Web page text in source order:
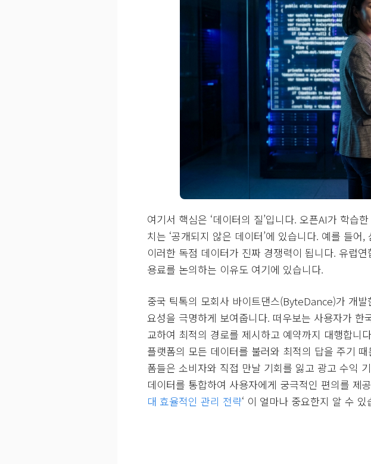
여기서 핵심은 ‘데이터의 질’입니다. 오픈AI가 학습
치는 ‘공개되지 않은 데이터’에 있습니다. 예를 들
이러한 독점 데이터가 진짜 경쟁력이 됩니다. 유럽
용료를 논의하는 이유도 여기에 있습니다.
중국 틱톡의 모회사 바이트댄스(ByteDance)가 개
요성을 극명하게 보여줍니다. 떠우보는 사용자가
교하여 최적의 경로를 제시하고 예약까지 대행합니
플랫폼의 모든 데이터를 불러와 최적의 답을 주기
폼들은 소비자와 직접 만날 기회를 잃고 광고 수익
데이터를 통합하여 사용자에게 궁극적인 편의를 제
대 효율적인 관리 전략‘ 이 얼마나 중요한지 알 수 있